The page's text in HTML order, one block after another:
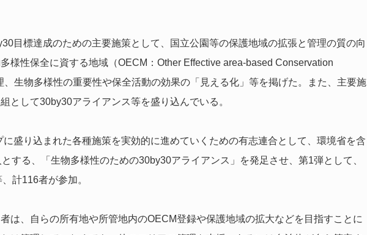
目標達成のための主要施策として、国立公園等の保護地域の拡張と管理の質の向
様性保全に資する地域（OECM：Other Effective area-based Conservation
生物多様性の重要性や保全活動の効果の「見える化」等を掲げた。また、主要施
として30by30アライアンス等を盛り込んでいる。
に盛り込まれた各種施策を実効的に進めていくための有志連合として、環境省を含
する、「生物多様性のための30by30アライアンス」を発足させ、第1弾として、
計116者が参加。
は、自らの所有地や所管地内のOECM登録や保護地域の拡大などを目指すことに